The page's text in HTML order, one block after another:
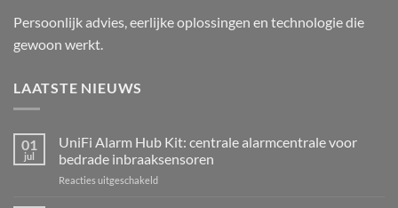
Persoonlijk advies, eerlijke oplossingen en technologie die
gewoon werkt.
LAATSTE NIEUWS
01
jul
UniFi Alarm Hub Kit: centrale alarmcentrale voor
bedrade inbraaksensoren
Reacties uitgeschakeldvoor